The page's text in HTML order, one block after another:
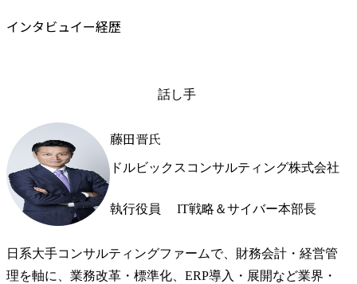
インタビュイー経歴
話し手
藤田晋氏
ドルビックスコンサルティング株式会社
執行役員　 IT戦略＆サイバー本部長
日系大手コンサルティングファームで、財務会計・経営管
理を軸に、業務改革・標準化、ERP導入・展開など業界・